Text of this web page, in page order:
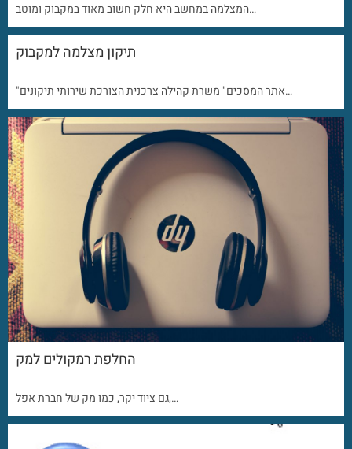
המצלמה במחשב היא חלק חשוב מאוד במקבוק ומוטב…
תיקון מצלמה למקבוק
"אתר המסכים" משרת קהילה צרכנית הצורכת שירותי תיקונים…
החלפת רמקולים למק
גם ציוד יקר, כמו מק של חברת אפל,…